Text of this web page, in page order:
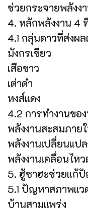
ช่วยกระจายพลังง
4. หลักพลังงาน 4
4.1 กลุ่มดาวที่ส่งผ
มังกรเขียว
เสือขาว
เต่าดำ
หงส์แดง
4.2 การทำงานขอ
พลังงานสะสมภาย
พลังงานเปลี่ยนแป
พลังงานเคลื่อนไห
5. ฮู้ซาฮะช่วยแก้ปั
5.1 ปัญหาสภาพแ
บ้านสามแพร่ง